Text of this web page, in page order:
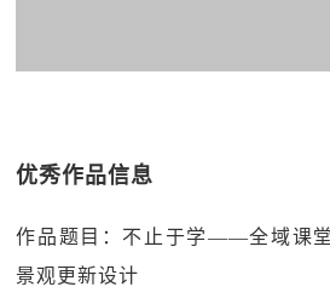
优秀作品信息
作品题目：不止于学——全域课
景观更新设计